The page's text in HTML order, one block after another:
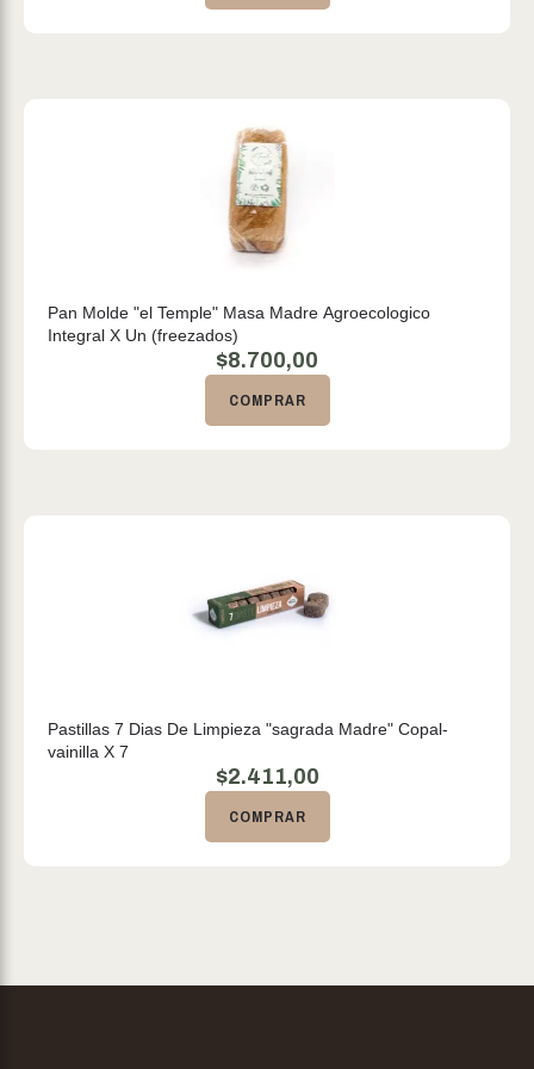
Pan Molde "el Temple" Masa Madre Agroecologico
Integral X Un (freezados)
$8.700,00
COMPRAR
Pastillas 7 Dias De Limpieza "sagrada Madre" Copal-
vainilla X 7
$2.411,00
COMPRAR